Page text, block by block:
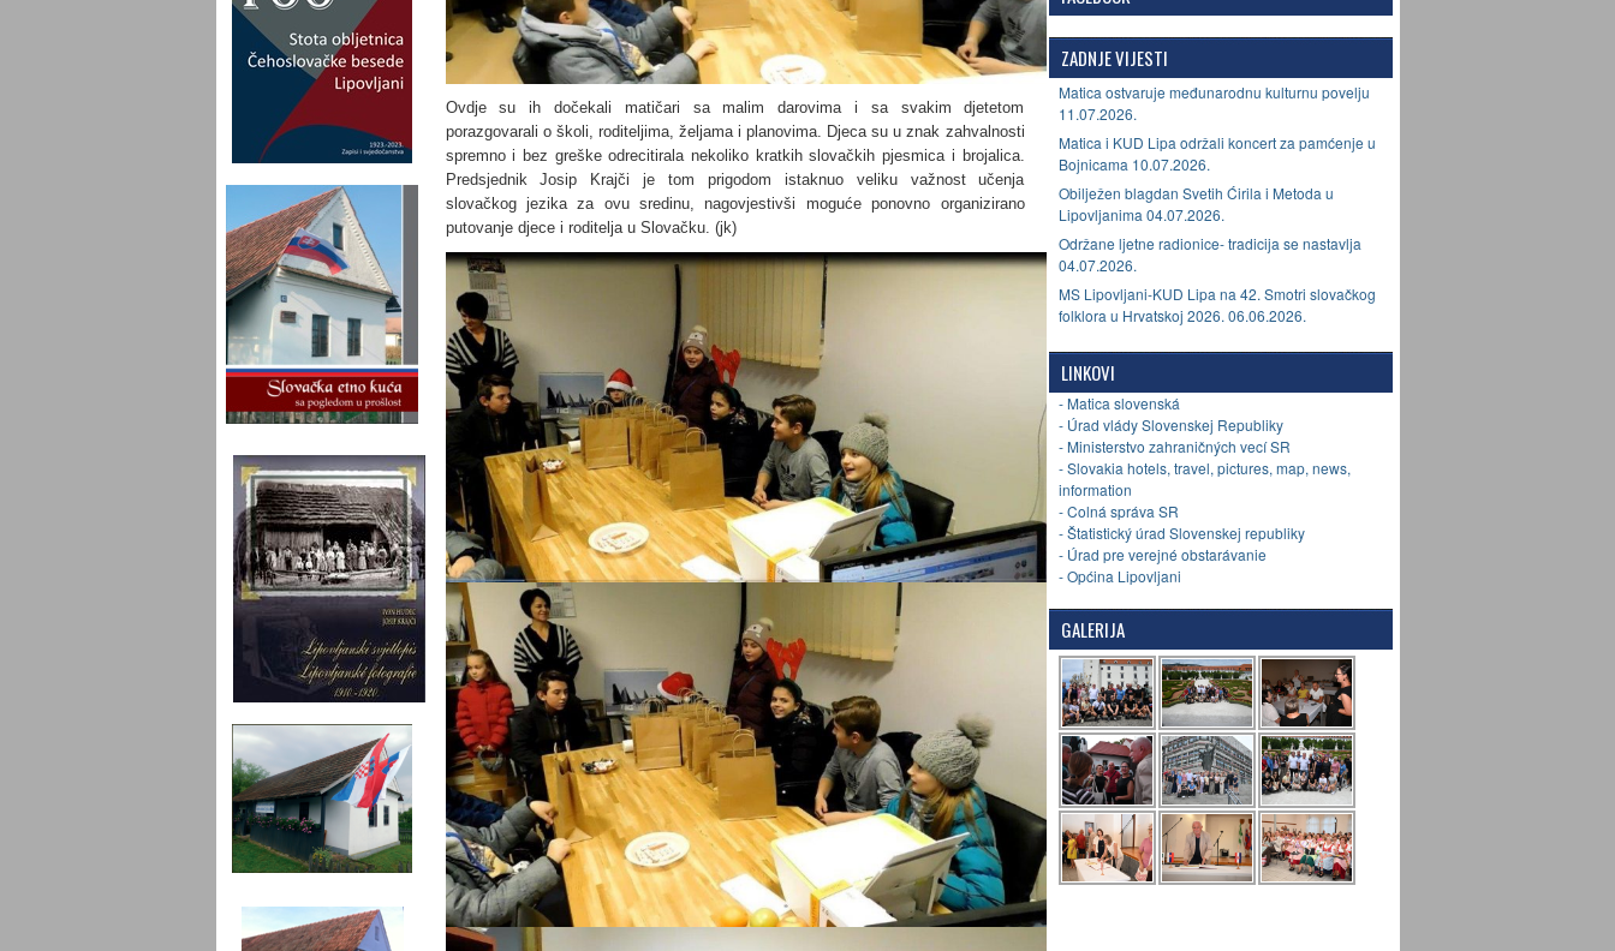
Ovdje su ih dočekali matičari sa malim darovima i sa svakim djetetom
porazgovarali o školi, roditeljima, željama i planovima. Djeca su u znak zahvalnosti
spremno i bez greške odrecitirala nekoliko kratkih slovačkih pjesmica i brojalica.
Predsjednik Josip Krajči je tom prigodom istaknuo veliku važnost učenja
slovačkog jezika za ovu sredinu, nagovjestivši moguće ponovno organizirano
putovanje djece i roditelja u Slovačku. (jk)
ZADNJE VIJESTI
Matica ostvaruje međunarodnu kulturnu povelju
11.07.2026.
Matica i KUD Lipa održali koncert za pamćenje u
Bojnicama 10.07.2026.
Obilježen blagdan Svetih Ćirila i Metoda u
Lipovljanima 04.07.2026.
Održane ljetne radionice- tradicija se nastavlja
04.07.2026.
MS Lipovljani-KUD Lipa na 42. Smotri slovačkog
folklora u Hrvatskoj 2026. 06.06.2026.
LINKOVI
- Matica slovenská
- Úrad vlády Slovenskej Republiky
- Ministerstvo zahraničných vecí SR
- Slovakia hotels, travel, pictures, map, news,
information
- Colná správa SR
- Štatistický úrad Slovenskej republiky
- Úrad pre verejné obstarávanie
- Općina Lipovljani
GALERIJA